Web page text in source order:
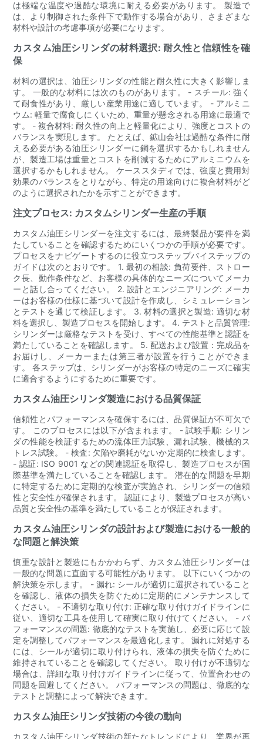
は極端な温度や過酷な環境に耐える必要があります。 製造で
は、より制御された条件下で動作する場合があり、さまざまな
材料や設計の考慮事項が必要になります。
カスタム油圧シリンダの材料選択: 耐久性と信頼性を確
保
材料の選択は、油圧シリンダの性能と耐久性に大きく影響しま
す。 一般的な材料には次のものがあります。 - スチール: 強く
て耐食性があり、厳しい産業用途に適しています。 - アルミニ
ウム: 軽量で腐食しにくいため、重量が懸念される用途に最適で
す。 - 複合材料: 耐久性の向上と軽量化により、強度とコストの
バランスを実現します。 たとえば、鉱山会社は過酷な条件に耐
える必要がある油圧シリンダーに鋼を選択するかもしれません
が、製造工場は重量とコストを削減するためにアルミニウムを
選択するかもしれません。 ケーススタディでは、強度と費用対
効果のバランスをとりながら、特定の用途向けに複合材料がど
のように選択されたかを示すことができます。
注文プロセス: カスタムシリンダー生産の手順
カスタム油圧シリンダーを注文するには、最終製品が要件を満
たしていることを確認するためにいくつかの手順が必要です。
プロセスをナビゲートするのに役立つステップバイステップの
ガイドは次のとおりです。 1. 最初の相談: 負荷要件、ストロー
ク長、動作条件など、お客様の具体的なニーズについてメーカ
ーと話し合ってください。 2. 設計とエンジニアリング: メーカ
ーはお客様の仕様に基づいて設計を作成し、シミュレーション
とテストを通じて検証します。 3. 材料の選択と製造: 適切な材
料を選択し、製造プロセスを開始します。 4. テストと品質管理:
シリンダーは厳格なテストを受け、すべての性能基準と認証を
満たしていることを確認します。 5. 配送および設置：完成品を
お届けし、メーカーまたは第三者が設置を行うことができま
す。 各ステップは、シリンダーがお客様の特定のニーズに確実
に適合するようにするために重要です。
カスタム油圧シリンダ製造における品質保証
信頼性とパフォーマンスを確保するには、品質保証が不可欠で
す。 このプロセスには以下が含まれます。 - 試験手順: シリン
ダの性能を検証するための流体圧力試験、漏れ試験、機械的ス
トレス試験。 - 検査: 欠陥や磨耗がないか定期的に検査します。
- 認証: ISO 9001 などの関連認証を取得し、製造プロセスが国
際基準を満たしていることを確認します。 潜在的な問題を早期
に特定するために定期的な検査が実施され、シリンダーの信頼
性と安全性が確保されます。 認証により、製造プロセスが高い
品質と安全性の基準を満たしていることが保証されます。
カスタム油圧シリンダの設計および製造における一般的
な問題と解決策
慎重な設計と製造にもかかわらず、カスタム油圧シリンダーは
一般的な問題に直面する可能性があります。 以下にいくつかの
解決策を示します。 - 漏れ: シールが適切に選択されていること
を確認し、液体の損失を防ぐために定期的にメンテナンスして
ください。 - 不適切な取り付け: 正確な取り付けガイドラインに
従い、適切な工具を使用して確実に取り付けてください。 - パ
フォーマンスの問題: 徹底的なテストを実施し、必要に応じて設
定を調整してパフォーマンスを最適化します。 漏れに対処する
には、シールが適切に取り付けられ、液体の損失を防ぐために
維持されていることを確認してください。 取り付けが不適切な
場合は、詳細な取り付けガイドラインに従って、位置合わせの
問題を回避してください。 パフォーマンスの問題は、徹底的な
テストと調整によって解決できます。
カスタム油圧シリンダ技術の今後の動向
カスタム油圧シリンダ技術の新たなトレンドにより、業界が再